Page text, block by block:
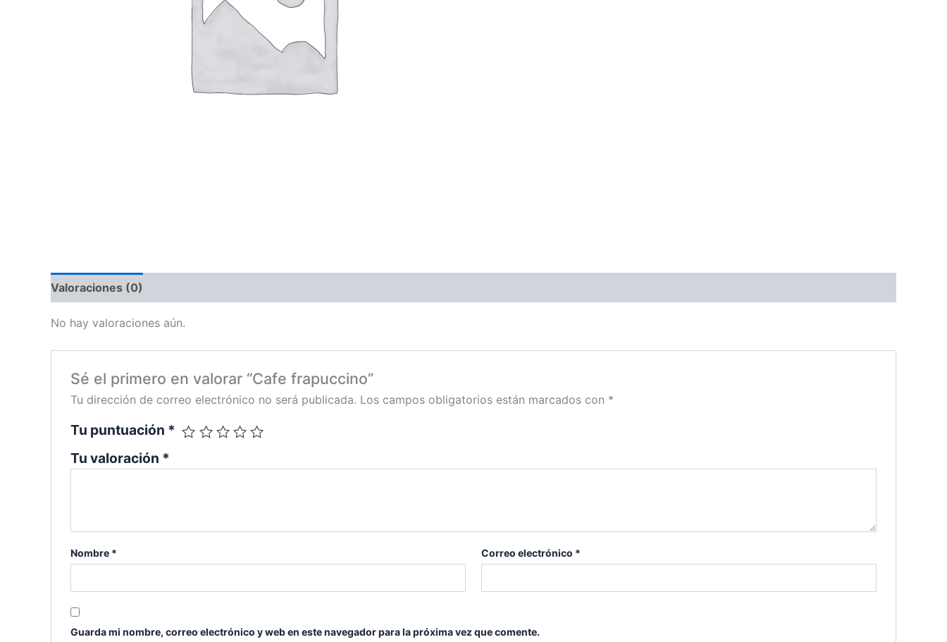
Valoraciones (0)
No hay valoraciones aún.
Sé el primero en valorar “Cafe frapuccino”
Tu dirección de correo electrónico no será publicada. Los campos obligatorios están marcados con *
Tu puntuación *
Tu valoración *
Nombre * Correo electrónico *
Guarda mi nombre, correo electrónico y web en este navegador para la próxima vez que comente.